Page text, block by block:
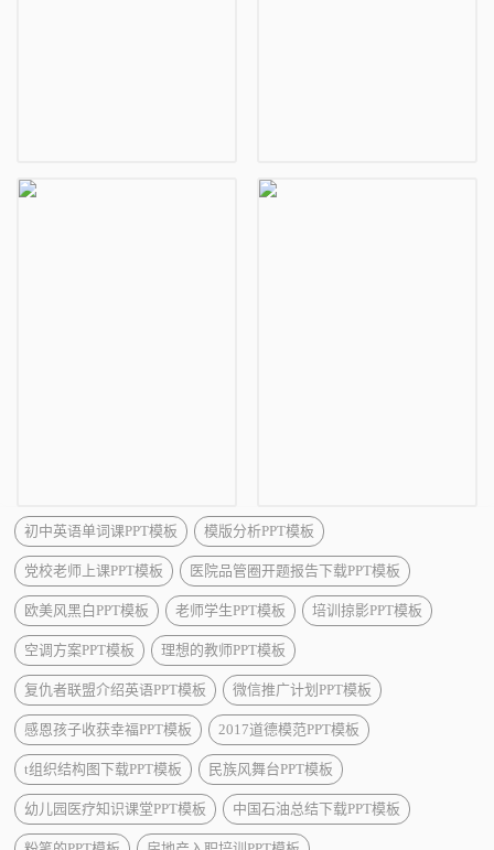
初中英语单词课PPT模板 模版分析PPT模板
党校老师上课PPT模板 医院品管圈开题报告下载PPT模板
欧美风黑白PPT模板 老师学生PPT模板 培训掠影PPT模板
空调方案PPT模板 理想的教师PPT模板
复仇者联盟介绍英语PPT模板 微信推广计划PPT模板
感恩孩子收获幸福PPT模板 2017道德模范PPT模板
t组织结构图下载PPT模板 民族风舞台PPT模板
幼儿园医疗知识课堂PPT模板 中国石油总结下载PPT模板